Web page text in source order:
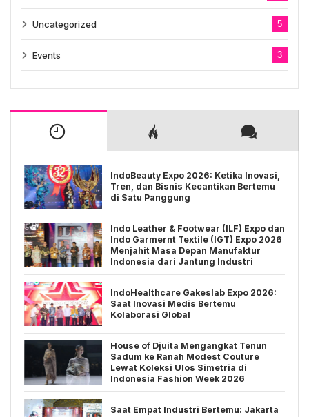
Uncategorized 5
Events 3
IndoBeauty Expo 2026: Ketika Inovasi,
Tren, dan Bisnis Kecantikan Bertemu
di Satu Panggung
Indo Leather & Footwear (ILF) Expo dan
Indo Garmernt Textile (IGT) Expo 2026
Menjahit Masa Depan Manufaktur
Indonesia dari Jantung Industri
IndoHealthcare Gakeslab Expo 2026:
Saat Inovasi Medis Bertemu
Kolaborasi Global
House of Djuita Mengangkat Tenun
Sadum ke Ranah Modest Couture
Lewat Koleksi Ulos Simetria di
Indonesia Fashion Week 2026
Saat Empat Industri Bertemu: Jakarta